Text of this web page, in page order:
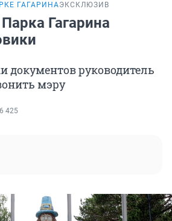
ГАГАРИНАЭКСКЛЮЗИВ
Гагарина
документов руководитель
мэру
425